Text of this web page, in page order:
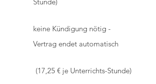
keine Kündigung nötig -
Vertrag endet automatisch
(17,25 € je Unterrichts-Stunde)